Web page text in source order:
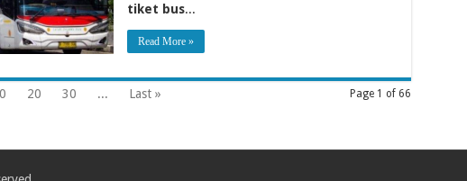
tiket bus...
Read More »
Page 1 of 66
20 30 ... Last »